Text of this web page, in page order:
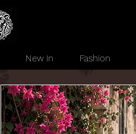
New In Fashion